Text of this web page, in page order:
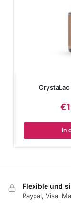
CrystaLac
€
In
Flexible und
Paypal, Visa,